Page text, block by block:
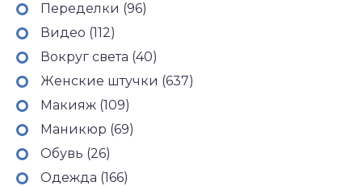
Переделки (96)
Видео (112)
Вокруг света (40)
Женские штучки (637)
Макияж (109)
Маникюр (69)
Обувь (26)
Одежда (166)